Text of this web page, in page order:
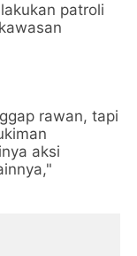
patroli
rawan, tapi
aksi